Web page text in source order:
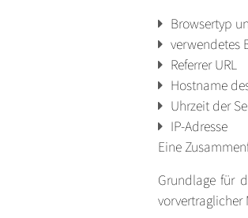
Browsertyp
verwendetes
Referrer URL
Hostname
Uhrzeit der
IP-Adresse
Eine
Grundlage für
vorvertraglicher